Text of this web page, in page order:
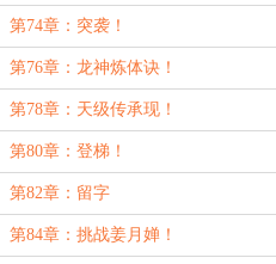
推荐呀）
第74章：突袭！
第76章：龙神炼体诀！
第78章：天级传承现！
第80章：登梯！
第82章：留字
第84章：挑战姜月婵！